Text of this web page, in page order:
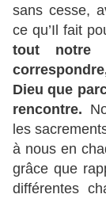
sans cesse,
ce qu’Il fait
tout notre
Dieu que
rencontre.
les
à nous en
grâce que
différentes